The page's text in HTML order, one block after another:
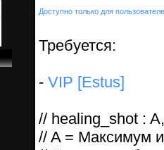
Доступно только для
Требуется:
- VIP [Estus]
// healing_shot :
// A = Максимум